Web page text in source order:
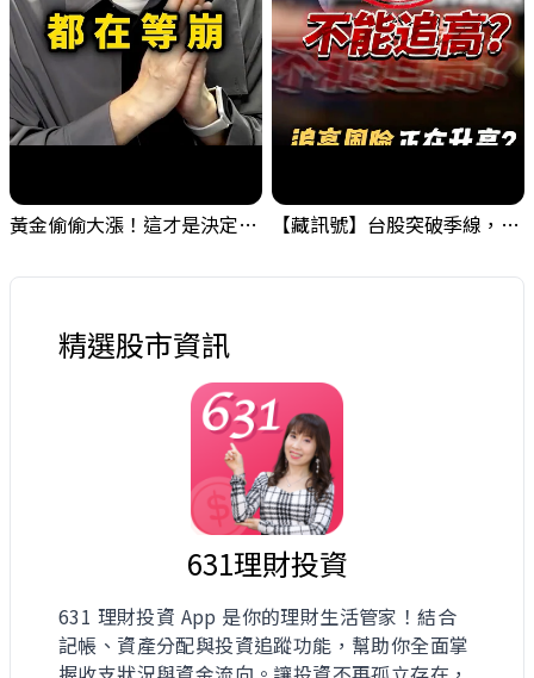
黃金偷偷大漲！這才是決定台股生死的「真風向球」！｜Mr.Jimmy高志銘 #黃金 #美元指數 #聯準會 【藏訊號】台股突破季線，週一我提醒了這個關鍵訊號
精選股市資訊
631理財投資
631 理財投資 App 是你的理財生活管家！結合
記帳、資產分配與投資追蹤功能，幫助你全面掌